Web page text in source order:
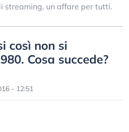
streaming, un affare per tutti.
così non si
Cosa succede?
- 12:51